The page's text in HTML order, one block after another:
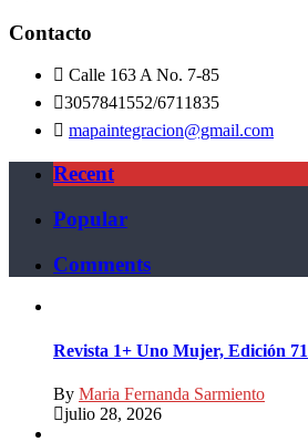
Contacto
Calle 163 A No. 7-85
3057841552/6711835
mapaintegracion@gmail.com
Recent
Popular
Comments
Revista 1+ Uno Mujer, Edición
By Maria Fernanda Sarmiento
julio 28, 2026